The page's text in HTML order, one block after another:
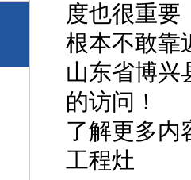
度也很重要
根本不敢靠
山东省博兴
的访问！
了解更多内
工程灶